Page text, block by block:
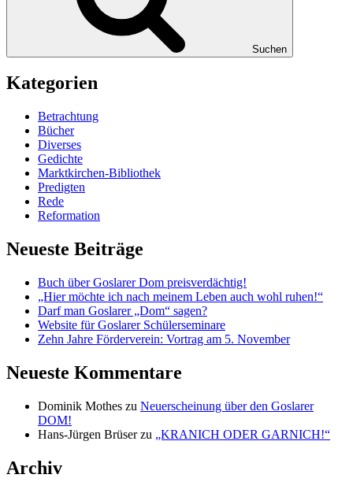
Suchen
Kategorien
Betrachtung
Bücher
Diverses
Gedichte
Marktkirchen-Bibliothek
Predigten
Rede
Reformation
Neueste Beiträge
Buch über Goslarer Dom preisverdächtig!
„Hier möchte ich nach meinem Leben auch wohl ruhen!“
Darf man Goslarer „Dom“ sagen?
Website für Goslarer Schülerseminare
Zehn Jahre Förderverein: Vortrag am 5. November
Neueste Kommentare
Dominik Mothes zu Neuerscheinung über den Goslarer
DOM!
Hans-Jürgen Brüserzu „KRANICH ODER GARNICH!“
Archiv